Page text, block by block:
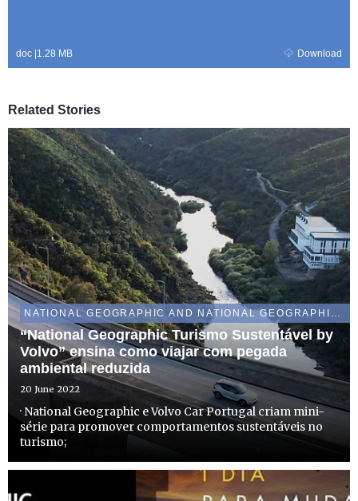
doc 1.28 MB Download
Related Stories
NATIONAL GEOGRAPHIC AND NATIONAL GEOGRAPHIC WILD
“National Geographic Turismo Sustentável by
Volvo” ensina como viajar com pegada
ambiental reduzida
20 June 2022
· National Geographic e Volvo Car Portugal criam mini-
série para promover comportamentos sustentáveis no
turismo;